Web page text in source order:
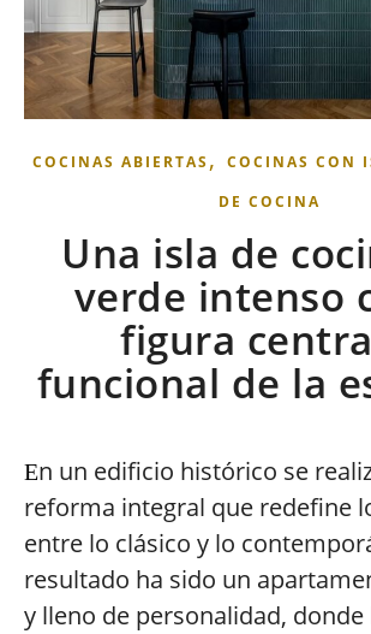
COCINAS ABIERTAS, COCINAS CON
DE COCINA
Una isla de
verde intenso
figura
funcional de la
En un edificio histórico se
reforma integral que redefine
entre lo clásico y lo
resultado ha sido un
y lleno de personalidad, donde